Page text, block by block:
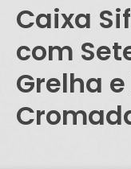
Caixa
com
Grelha